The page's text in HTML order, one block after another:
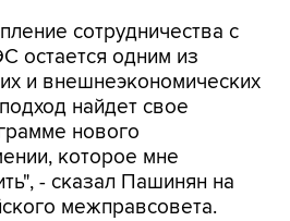
сотрудничества с
остается одним из
и внешнеэкономических
найдет свое
нового
которое мне
- сказал Пашинян на
межправсовета.